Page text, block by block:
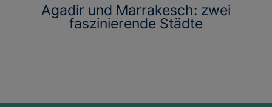
Agadir und Marrakesch: zwei
faszinierende Städte